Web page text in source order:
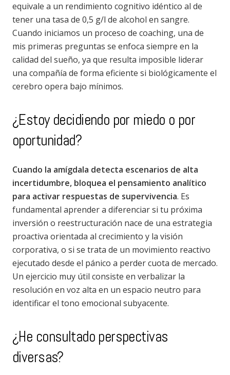
equivale a un rendimiento cognitivo idéntico al de
tener una tasa de 0,5 g/l de alcohol en sangre.
Cuando iniciamos un proceso de coaching, una de
mis primeras preguntas se enfoca siempre en la
calidad del sueño, ya que resulta imposible liderar
una compañía de forma eficiente si biológicamente el
cerebro opera bajo mínimos.
¿Estoy decidiendo por miedo o por
oportunidad?
Cuando la amígdala detecta escenarios de alta
incertidumbre, bloquea el pensamiento analítico
para activar respuestas de supervivencia. Es
fundamental aprender a diferenciar si tu próxima
inversión o reestructuración nace de una estrategia
proactiva orientada al crecimiento y la visión
corporativa, o si se trata de un movimiento reactivo
ejecutado desde el pánico a perder cuota de mercado.
Un ejercicio muy útil consiste en verbalizar la
resolución en voz alta en un espacio neutro para
identificar el tono emocional subyacente.
¿He consultado perspectivas
diversas?